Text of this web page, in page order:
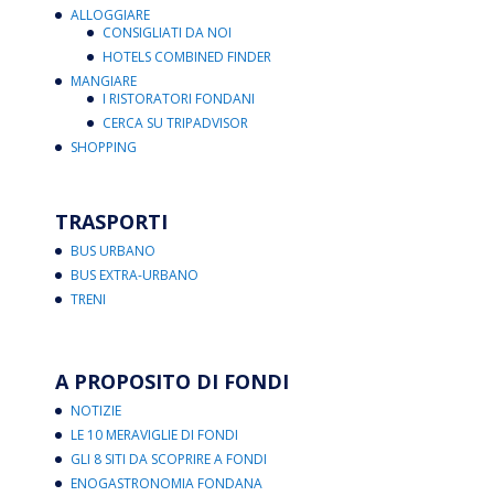
ALLOGGIARE
CONSIGLIATI DA NOI
HOTELS COMBINED FINDER
MANGIARE
I RISTORATORI FONDANI
CERCA SU TRIPADVISOR
SHOPPING
TRASPORTI
BUS URBANO
BUS EXTRA-URBANO
TRENI
A PROPOSITO DI FONDI
NOTIZIE
LE 10 MERAVIGLIE DI FONDI
GLI 8 SITI DA SCOPRIRE A FONDI
ENOGASTRONOMIA FONDANA